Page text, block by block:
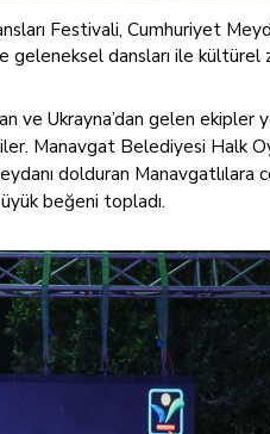
Festivali, Cumhuriyet
geleneksel dansları ile
ve Ukrayna’dan gelen ekipler
Manavgat Belediyesi Halk
dolduran Manavgatlılara
beğeni topladı.